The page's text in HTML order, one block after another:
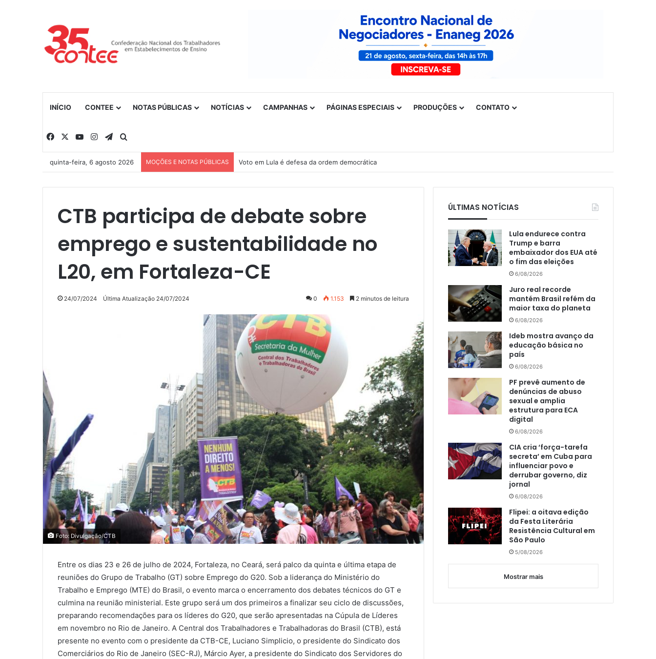
INÍCIO CONTEE NOTAS PÚBLICAS NOTÍCIAS CAMPANHAS PÁGINAS ESPECIAIS PRODUÇÕES CONTATO
Facebook YouTubeInstagramTelegram
quinta-feira, 6 agosto 2026 MOÇÕES E NOTAS PÚBLICAS Voto em Lula é defesa da ordem democrática
CTB participa de debate sobre
emprego e sustentabilidade no
L20, em Fortaleza-CE
24/07/2024 Última Atualização 24/07/2024 0 1.153 2 minutos de leitura
Foto: Divulgação/CTB
Entre os dias 23 e 26 de julho de 2024, Fortaleza, no Ceará, será palco da quinta e última etapa de
reuniões do Grupo de Trabalho (GT) sobre Emprego do G20. Sob a liderança do Ministério do
Trabalho e Emprego (MTE) do Brasil, o evento marca o encerramento dos debates técnicos do GT e
culmina na reunião ministerial. Este grupo será um dos primeiros a finalizar seu ciclo de discussões,
preparando recomendações para os líderes do G20, que serão apresentadas na Cúpula de Líderes
em novembro no Rio de Janeiro. A Central dos Trabalhadores e Trabalhadoras do Brasil (CTB), está
presente no evento com o presidente da CTB-CE, Luciano Simplicio, o presidente do Sindicato dos
Comerciários do Rio de Janeiro (SEC-RJ), Márcio Ayer, a presidente do Sindicato dos Servidores do
ÚLTIMAS NOTÍCIAS
Lula endurece contra
Trump e barra
embaixador dos EUA até
o fim das eleições
6/08/2026
Juro real recorde
mantém Brasil refém da
maior taxa do planeta
6/08/2026
Ideb mostra avanço da
educação básica no
país
6/08/2026
PF prevê aumento de
denúncias de abuso
sexual e amplia
estrutura para ECA
digital
6/08/2026
CIA cria ‘força-tarefa
secreta’ em Cuba para
influenciar povo e
derrubar governo, diz
jornal
6/08/2026
Flipei: a oitava edição
da Festa Literária
Resistência Cultural em
São Paulo
5/08/2026
Mostrar mais